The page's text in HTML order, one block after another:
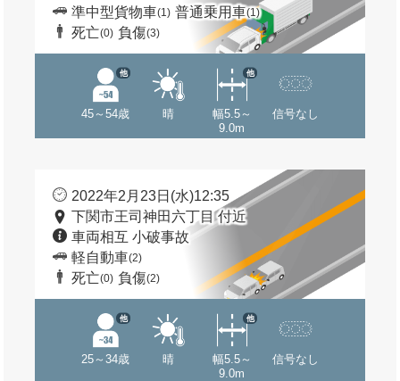
準中型貨物車(1) 普通乗用車(1)
死亡(0) 負傷(3)
45～54歳
他
晴
幅5.5～
9.0m
他
信号なし
2022年2月23日(水)12:35
下関市王司神田六丁目 付近
車両相互 小破事故
軽自動車(2)
死亡(0) 負傷(2)
25～34歳
他
晴
幅5.5～
9.0m
他
信号なし